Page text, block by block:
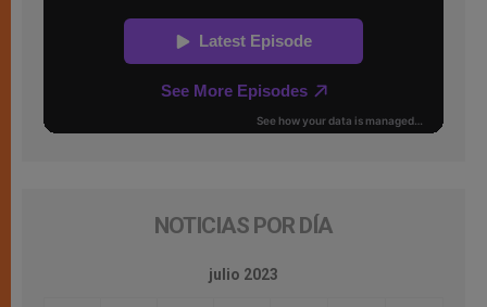
NOTICIAS POR DÍA
julio 2023